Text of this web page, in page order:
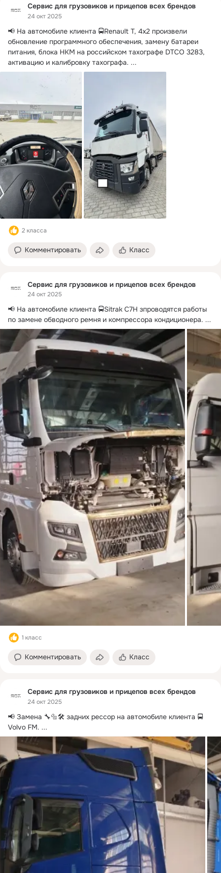
Сервис для грузовиков и прицепов всех брендов
24 окт 2025
📢 На автомобиле клиента 🚍Renault T, 4x2 произвели
обновление программного обеспечения, замену батареи
питания, блока НКМ на российском тахографе DTCO 3283,
активацию и калибровку тахографа. ...
2 класса
Комментировать Класс
Сервис для грузовиков и прицепов всех брендов
24 окт 2025
📢 На автомобиле клиента 🚍Sitrak C7H зпроводятся работы
по замене обводного ремня и компрессора кондиционера. ...
1 класс
Комментировать Класс
Сервис для грузовиков и прицепов всех брендов
24 окт 2025
📢 Замена 🔧🔩🛠 задних рессор на автомобиле клиента 🚍
Volvo FM. ...